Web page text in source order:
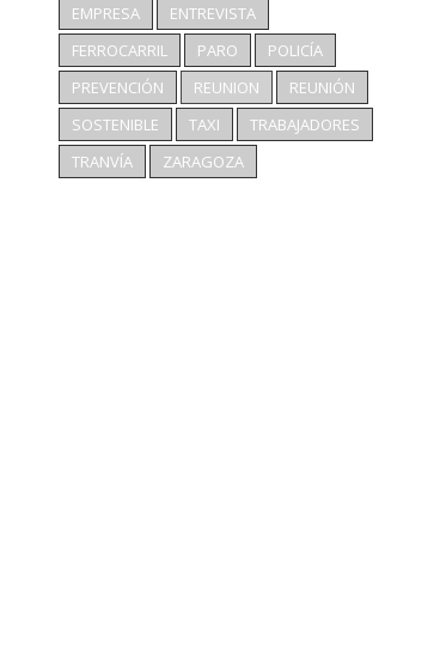
EMPRESA
ENTREVISTA
FERROCARRIL
PARO
POLICÍA
PREVENCIÓN
REUNION
REUNIÓN
SOSTENIBLE
TAXI
TRABAJADORES
TRANVÍA
ZARAGOZA